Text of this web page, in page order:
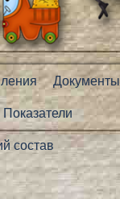
Документы
Показатели
состав